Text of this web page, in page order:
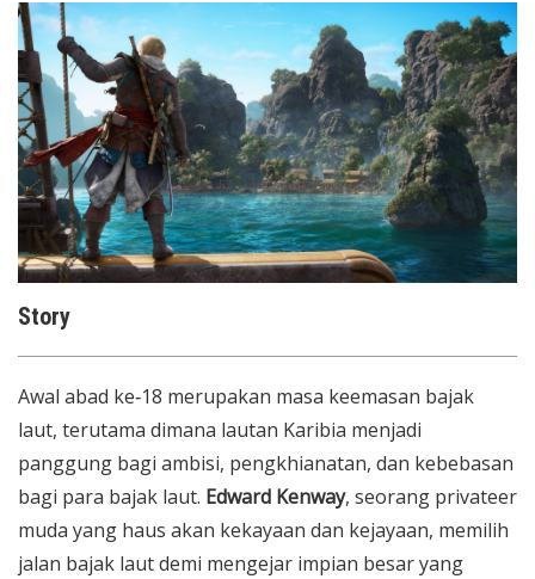
Story
Awal abad ke‑18 merupakan masa keemasan bajak
laut, terutama dimana lautan Karibia menjadi
panggung bagi ambisi, pengkhianatan, dan kebebasan
bagi para bajak laut. Edward Kenway, seorang privateer
muda yang haus akan kekayaan dan kejayaan, memilih
jalan bajak laut demi mengejar impian besar yang